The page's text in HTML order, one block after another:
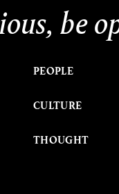
be
PEOPLE
CULTURE
THOUGHT